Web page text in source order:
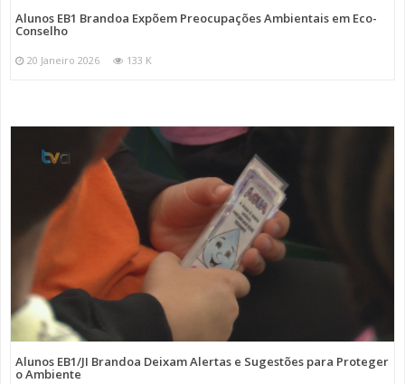
Alunos EB1 Brandoa Expõem Preocupações Ambientais em Eco-
Conselho
20 Janeiro 2026 133 K
Alunos EB1/JI Brandoa Deixam Alertas e Sugestões para Proteger
o Ambiente